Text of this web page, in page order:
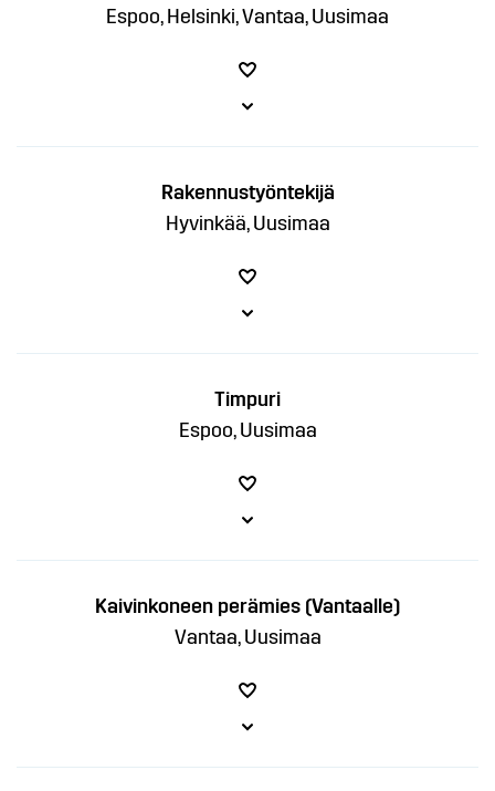
Espoo, Helsinki, Vantaa, Uusimaa
Rakennustyöntekijä
Hyvinkää, Uusimaa
Timpuri
Espoo, Uusimaa
Kaivinkoneen perämies (Vantaalle)
Vantaa, Uusimaa